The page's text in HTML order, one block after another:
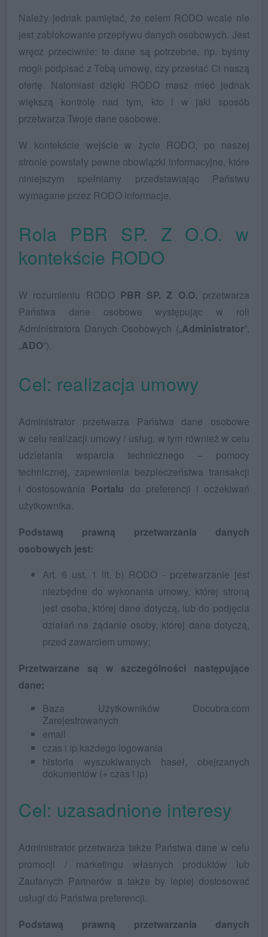
Należy jednak pamiętać, że celem RODO wcale nie
jest zablokowanie przepływu danych osobowych. Jest
wręcz przeciwnie: te dane są potrzebne, np. byśmy
mogli podpisać z Tobą umowę, czy przesłać Ci naszą
ofertę. Natomiast dzięki RODO masz mieć jednak
większą kontrolę nad tym, kto i w jaki sposób
przetwarza Twoje dane osobowe.
W kontekście wejście w życie RODO, po naszej
stronie powstały pewne obowiązki informacyjne, które
niniejszym spełniamy przedstawiając Państwu
wymagane przez RODO informacje.
Rola PBR SP. Z O.O. w
kontekście RODO
W rozumieniu RODO PBR SP. Z O.O. przetwarza
Państwa dane osobowe występując w roli
Administratora Danych Osobowych („Administrator”,
„ADO”).
Cel: realizacja umowy
Administrator przetwarza Państwa dane osobowe
w celu realizacji umowy / usług, w tym również w celu
udzielania wsparcia technicznego – pomocy
technicznej, zapewnienia bezpieczeństwa transakcji
i dostosowania Portalu do preferencji i oczekiwań
użytkownika.
Podstawą prawną przetwarzania danych
osobowych jest:
Art. 6 ust. 1 lit. b) RODO - przetwarzanie jest
niezbędne do wykonania umowy, której stroną
jest osoba, której dane dotyczą, lub do podjęcia
działań na żądanie osoby, której dane dotyczą,
przed zawarciem umowy;
Przetwarzane są w szczególności następujące
dane:
Baza Użytkowników Docubra.com
Zarejestrowanych
email
czas i ip każdego logowania
historia wyszukiwanych haseł, obejrzanych
dokumentów (+ czas i ip)
Cel: uzasadnione interesy
Administrator przetwarza także Państwa dane w celu
promocji / marketingu własnych produktów lub
Zaufanych Partnerów a także by lepiej dostosować
usługi do Państwa preferencji.
Podstawą prawną przetwarzania danych